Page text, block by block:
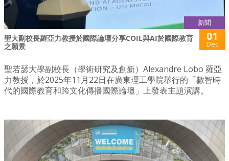
新聞
聖大副校長羅亞力教授於國際論壇分享COIL與AI於國際教育
之願景
01
Dec
聖若瑟大學副校長（學術研究及創新）Alexandre Lobo 羅亞
力教授，於2025年11月22日在廣東理工學院舉行的「數智時
代的國際教育和跨文化傳播國際論壇」上發表主題演講。